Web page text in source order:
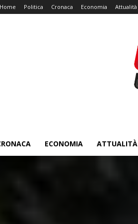
Home Politica Cronaca Economia Attualità
ECONOMIA ATTUALITÀ